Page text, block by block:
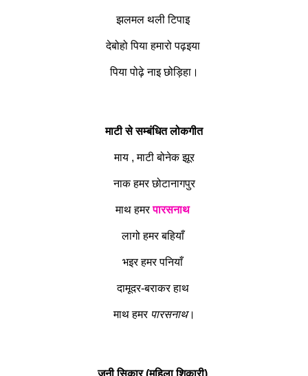
झलमल थली टिपाइ
देबोहो पिया हमारो पढ़इया
पिया पोढ़े नाइ छोड़िहा।
माटी से सम्बंधित लोकगीत
माय , माटी बोनेक झूर
नाक हमर छोटानागपुर
माथ हमरपारसनाथ
लागो हमर बहियाँ
भइर हमर पनियाँ
दामूदर-बराकर हाथ
माथ हमर पारसनाथ।
जनी सिकार (महिला शिकारी)